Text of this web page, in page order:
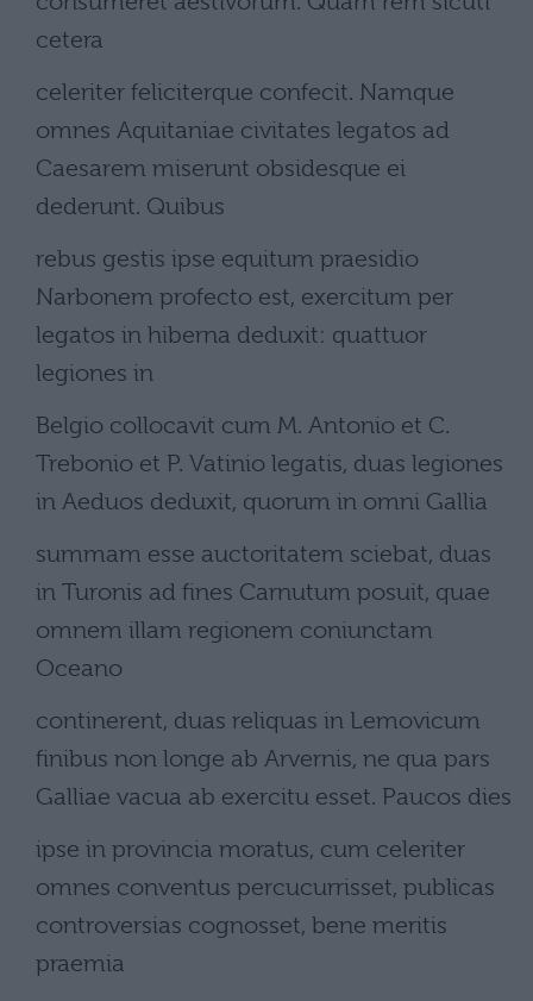
cetera
celeriter feliciterque confecit. Namque
omnes Aquitaniae civitates legatos ad
Caesarem miserunt obsidesque ei
dederunt. Quibus
rebus gestis ipse equitum praesidio
Narbonem profecto est, exercitum per
legatos in hiberna deduxit: quattuor
legiones in
Belgio collocavit cum M. Antonio et C.
Trebonio et P. Vatinio legatis, duas legiones
in Aeduos deduxit, quorum in omni Gallia
summam esse auctoritatem sciebat, duas
in Turonis ad fines Carnutum posuit, quae
omnem illam regionem coniunctam
Oceano
continerent, duas reliquas in Lemovicum
finibus non longe ab Arvernis, ne qua pars
Galliae vacua ab exercitu esset. Paucos dies
ipse in provincia moratus, cum celeriter
omnes conventus percucurrisset, publicas
controversias cognosset, bene meritis
praemia